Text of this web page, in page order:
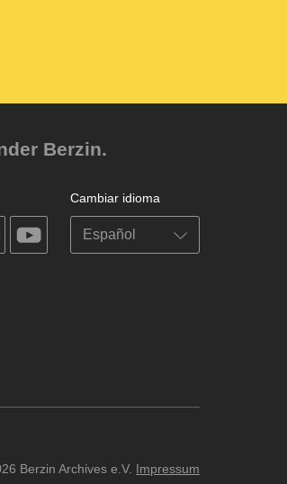
Berzin.
Cambiar idioma
on
soundcloudyoutube
Berzin Archives e.V. Impressum